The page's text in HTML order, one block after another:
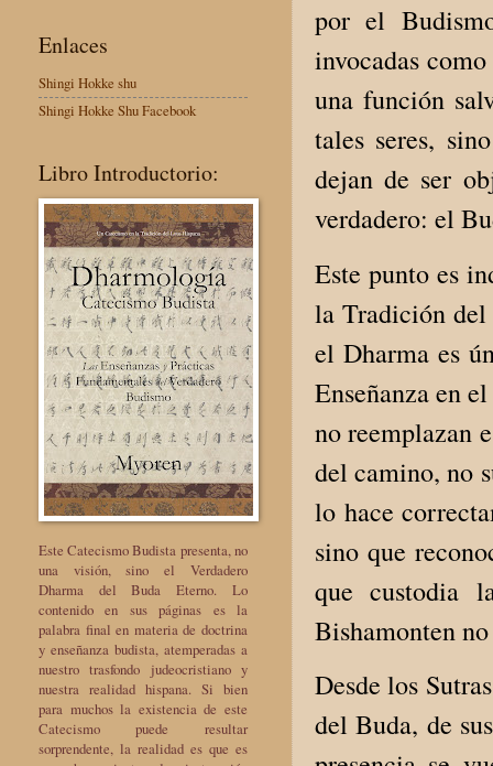
por el
invocadas
una función
tales seres,
dejan de ser
verdadero: el
Este punto es
la Tradición
el Dharma es
Enseñanza en
no reemplazan
del camino, no
lo hace
sino que
que custodia
Bishamonten
Desde los
del Buda, de
Enlaces
Shingi Hokke shu
Shingi Hokke Shu Facebook
Libro Introductorio:
Este Catecismo Budista presenta, no
una visión, sino el Verdadero
Dharma del Buda Eterno. Lo
contenido en sus páginas es la
palabra final en materia de doctrina
y enseñanza budista, atemperadas a
nuestro trasfondo judeocristiano y
nuestra realidad hispana. Si bien
para muchos la existencia de este
Catecismo puede resultar
sorprendente, la realidad es que es